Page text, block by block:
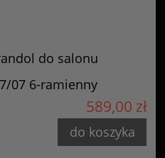
do salonu
07 6-ramienny
589,00 zł
do koszyka